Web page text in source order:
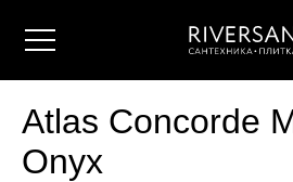
Atlas Concorde
Onyx